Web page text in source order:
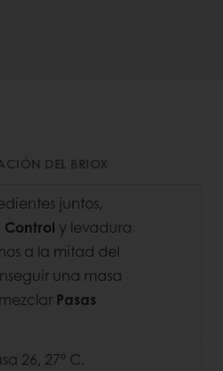
DEL BRIOX
juntos,
y levadura
a la mitad del
una masa
Pasas
26, 27º C.